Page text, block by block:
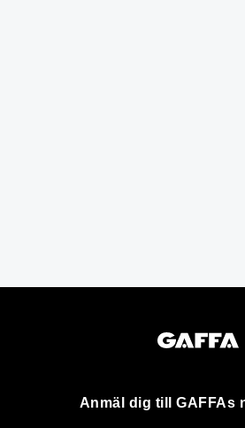
Anmäl dig till GAFFAs